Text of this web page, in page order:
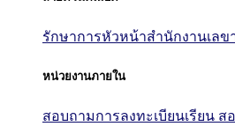
รักษาการหัวหน้าสำนักงานเลขา
หน่วยงานภายใน
สอบถามการลงทะเบียนเรียน ส